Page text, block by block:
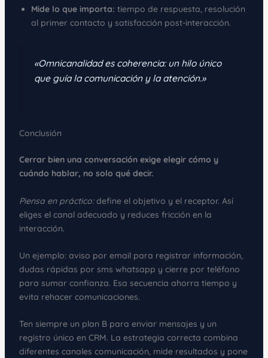
Mide lo que importa: tiempo de respuesta, resolución
al primer contacto y satisfacción post-interacción.
«Omnicanalidad es coherencia: un hilo único
que guía la comunicación y la atención.»
Conclusión
Cerrar bien una conversación exige elegir cómo y
cuándo hablar, no solo qué decir.
Piensa en práctico:define el objetivo y el receptor. Así
eliges el canal adecuado y reduces fricción en la
interacción.
Un ejemplo: aviso por email para registrar información,
dudas rápidas por sms whatsapp y cierre por teléfono
para sumar confianza. Esa secuencia ahorra tiempo y
evita rehacer comunicaciones.
Ten siempre un plan B para enviar mensajes y un
registro único en CRM. La estrategia correcta combina
diferentes canales comunicación, mide resultados y pone